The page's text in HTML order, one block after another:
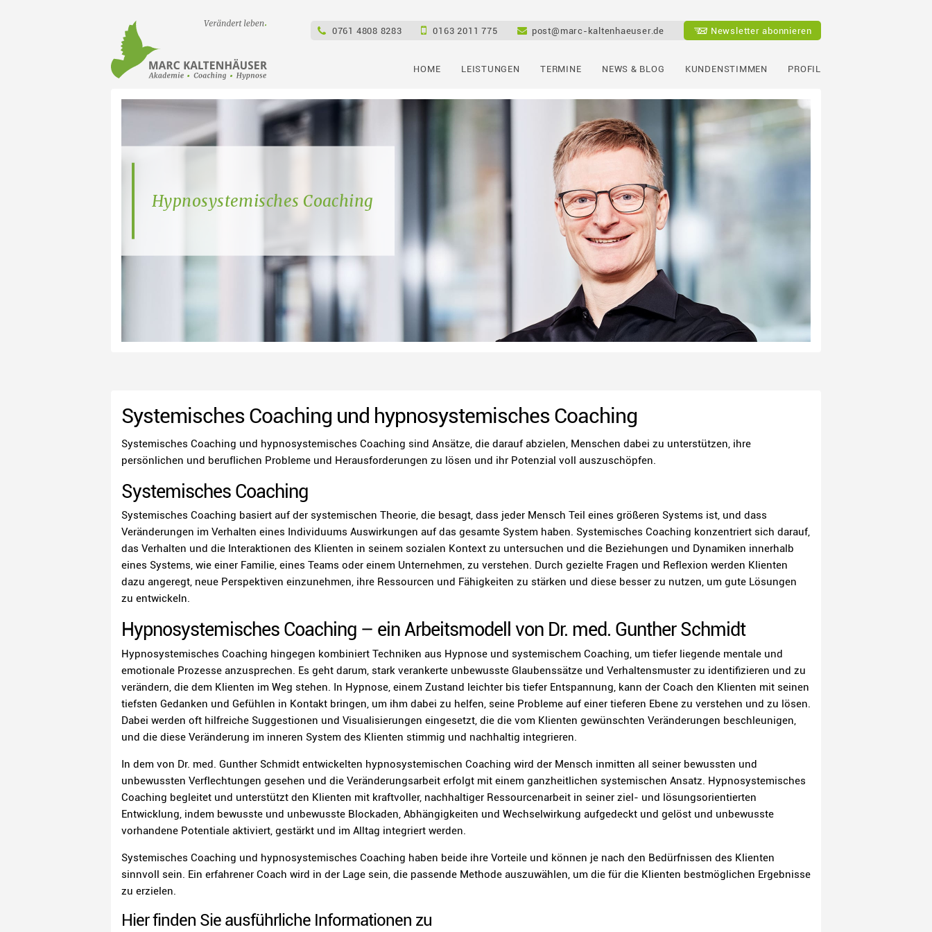
HOME LEISTUNGEN TERMINE NEWS & BLOG KUNDENSTIMMEN PROFIL
0761 4808 8283 0163 2011 775 post@marc-kaltenhaeuser.de Newsletter abonnieren
Hypnosystemisches Coaching
Systemisches Coaching und hypnosystemisches Coaching
Systemisches Coaching und hypnosystemisches Coaching sind Ansätze, die darauf abzielen, Menschen dabei zu unterstützen, ihre
persönlichen und beruflichen Probleme und Herausforderungen zu lösen und ihr Potenzial voll auszuschöpfen.
Systemisches Coaching
Systemisches Coaching basiert auf der systemischen Theorie, die besagt, dass jeder Mensch Teil eines größeren Systems ist, und dass
Veränderungen im Verhalten eines Individuums Auswirkungen auf das gesamte System haben. Systemisches Coaching konzentriert sich darauf,
das Verhalten und die Interaktionen des Klienten in seinem sozialen Kontext zu untersuchen und die Beziehungen und Dynamiken innerhalb
eines Systems, wie einer Familie, eines Teams oder einem Unternehmen, zu verstehen. Durch gezielte Fragen und Reflexion werden Klienten
dazu angeregt, neue Perspektiven einzunehmen, ihre Ressourcen und Fähigkeiten zu stärken und diese besser zu nutzen, um gute Lösungen
zu entwickeln.
Hypnosystemisches Coaching – ein Arbeitsmodell von Dr. med. Gunther Schmidt
Hypnosystemisches Coaching hingegen kombiniert Techniken aus Hypnose und systemischem Coaching, um tiefer liegende mentale und
emotionale Prozesse anzusprechen. Es geht darum, stark verankerte unbewusste Glaubenssätze und Verhaltensmuster zu identifizieren und zu
verändern, die dem Klienten im Weg stehen. In Hypnose, einem Zustand leichter bis tiefer Entspannung, kann der Coach den Klienten mit seinen
tiefsten Gedanken und Gefühlen in Kontakt bringen, um ihm dabei zu helfen, seine Probleme auf einer tieferen Ebene zu verstehen und zu lösen.
Dabei werden oft hilfreiche Suggestionen und Visualisierungen eingesetzt, die die vom Klienten gewünschten Veränderungen beschleunigen,
und die diese Veränderung im inneren System des Klienten stimmig und nachhaltig integrieren.
In dem von Dr. med. Gunther Schmidt entwickelten hypnosystemischen Coaching wird der Mensch inmitten all seiner bewussten und
unbewussten Verflechtungen gesehen und die Veränderungsarbeit erfolgt mit einem ganzheitlichen systemischen Ansatz. Hypnosystemisches
Coaching begleitet und unterstützt den Klienten mit kraftvoller, nachhaltiger Ressourcenarbeit in seiner ziel- und lösungsorientierten
Entwicklung, indem bewusste und unbewusste Blockaden, Abhängigkeiten und Wechselwirkung aufgedeckt und gelöst und unbewusste
vorhandene Potentiale aktiviert, gestärkt und im Alltag integriert werden.
Systemisches Coaching und hypnosystemisches Coaching haben beide ihre Vorteile und können je nach den Bedürfnissen des Klienten
sinnvoll sein. Ein erfahrener Coach wird in der Lage sein, die passende Methode auszuwählen, um die für die Klienten bestmöglichen Ergebnisse
zu erzielen.
Hier finden Sie ausführliche Informationen zu